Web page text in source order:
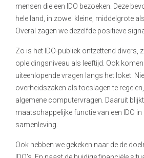
mensen die een IDO bezoeken. Deze
hele land, in zowel kleine, middelgrote
Overal zagen we dezelfde positieve
Zo is het IDO-publiek ontzettend divers,
opleidingsniveau als leeftijd. Ook
uiteenlopende vragen langs het loket.
overheidszaken als toeslagen te
algemene computervragen. Daaruit
maatschappelijke functie van een IDO
samenleving.
Ook hebben we gekeken naar de de